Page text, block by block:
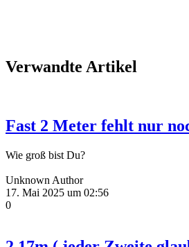
Verwandte Artikel
Fast 2 Meter fehlt nur
Wie groß bist Du?
Unknown Author
17. Mai 2025 um 02:56
0